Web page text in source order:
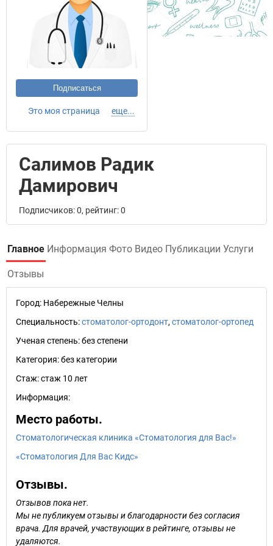
Подписаться
Это моя страница еще...
Салимов Радик
Дамирович
Подписчиков: 0, рейтинг: 0
Главное Информация Фото Видео Публикации Услуги
Отзывы
Город: Набережные Челны
Специальность:стоматолог-ортодонт, стоматолог-ортопед
Ученая степень:без степени
Категория:без категории
Стаж:стаж 10 лет
Информация:
Место работы.
Стоматологическая клиника «Стоматология для Вас!»
«Стоматология Для Вас Кидс»
Отзывы.
Отзывов пока нет.
Мы не публикуем отзывы и благодарности без согласия
врача. Для врачей, участвующих в рейтинге, отзывы не
удаляются.